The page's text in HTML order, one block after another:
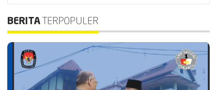
BERITA TERPOPULER